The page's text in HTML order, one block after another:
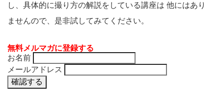
し、具体的に撮り方の解説をしている講座は 他にはあり
ませんので、是非試してみてください。
無料メルマガに登録する
お名前
メールアドレス